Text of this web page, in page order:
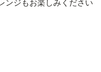
ンジもお楽しみください